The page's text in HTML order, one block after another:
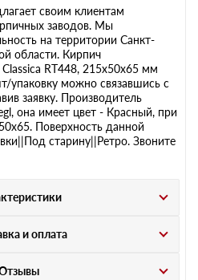
своим клиентам
заводов. Мы
на территории Санкт-
области. Кирпич
RT448, 215х50х65 мм
упаковку можно связавшись с
заявку. Производитель
она имеет цвет - Красный, при
Поверхность данной
старину||Ретро. Звоните
и оплата